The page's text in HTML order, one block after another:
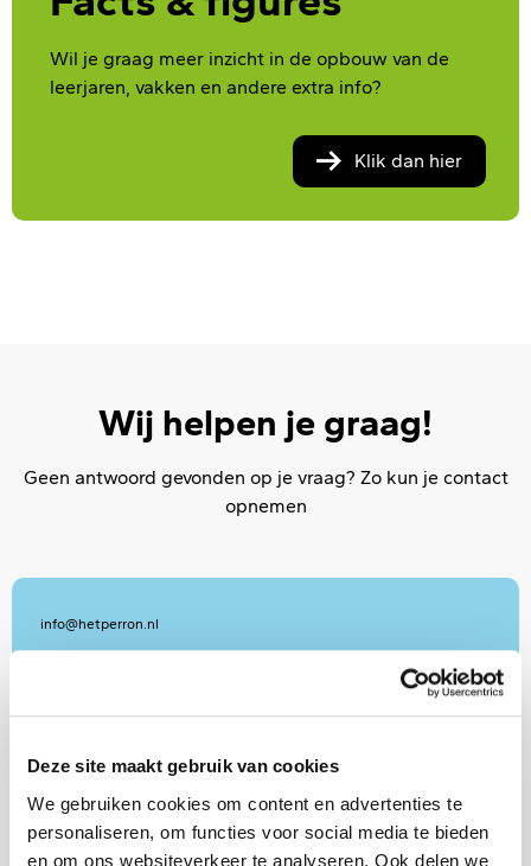
Deze site maakt gebruik van cookies
We gebruiken cookies om content en advertenties te
personaliseren, om functies voor social media te bieden
en om ons websiteverkeer te analyseren. Ook delen we
Wil je graag meer inzicht in de opbouw van de
leerjaren, vakken en andere extra info?
Klik dan hier
Wij helpen je graag!
Geen antwoord gevonden op je vraag? Zo kun je contact
opnemen
info@hetperron.nl
(0318) 50 96 00